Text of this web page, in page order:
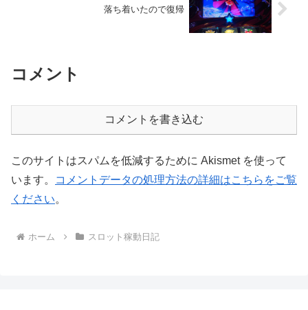
落ち着いたので復帰
コメント
コメントを書き込む
このサイトはスパムを低減するために Akismet を使って
います。
コメントデータの処理方法の詳細はこちらをご覧
ください。
ホーム スロット稼動日記